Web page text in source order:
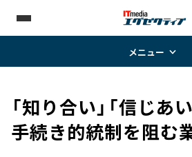
メニュー
「知り合い」「信じあい
手続き的統制を阻む